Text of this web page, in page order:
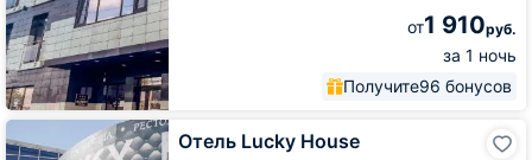
от1 910руб.
за 1 ночь
Получите96 бонусов
Отель Lucky House
Отель
Lucky